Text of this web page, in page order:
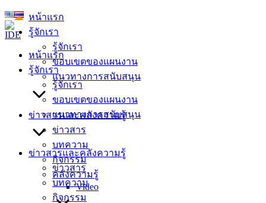
Skip
to
content
หน้าแรก
รู้จักเรา
รู้จักเรา
ขอบเขตของแผนงาน
แนวทางการสนับสนุน
ข่าวสารและคลังความรู้
ข่าวสาร
บทความ
กิจกรรม
หน้าแรก
รู้จักเรา
รู้จักเรา
ขอบเขตของแผนงาน
แนวทางการสนับสนุน
ข่าวสารและคลังความรู้
ข่าวสาร
บทความ
กิจกรรม
คลังความรู้
Video